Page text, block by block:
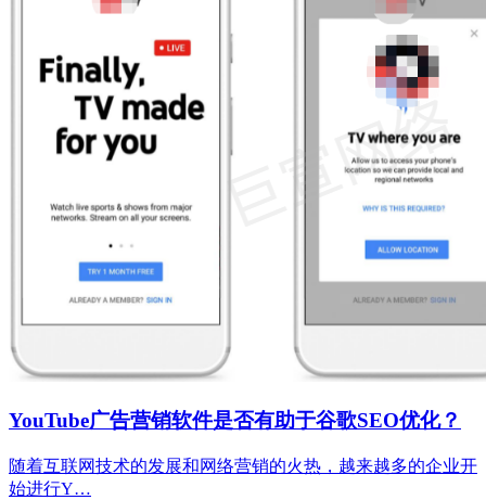
YouTube广告营销软件是否有助于谷歌SEO优化？
随着互联网技术的发展和网络营销的火热，越来越多的企业开
始进行Y…